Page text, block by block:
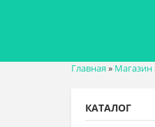
Главная » Магазин
КАТАЛОГ